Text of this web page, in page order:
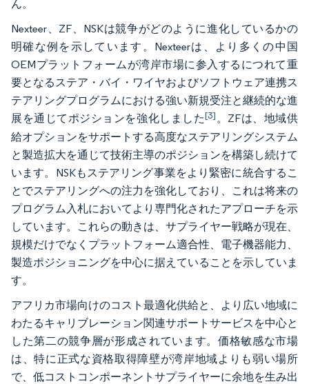
ん。
Nexteer、ZF、NSKは競争がどのように進化しているかの
明確な例を示しています。Nexteerは、より多くの中国
OEMプラットフォームが湾岸市場に参入するにつれて重
要となるステア・バイ・ワイヤおよびソフトウェア連携ス
テアリングプログラムにおける強い新規受注と継続的な進
展を通じてポジションを強化しました[3]。ZFは、地域供
給オプションをサポートする高度なステアリングシステム
と製造拡大を通じて技術主導のポジションを構築し続けて
います。NSKもステアリング事業をより緊密に統合するこ
とでステアリングへの注力を強化しており、これは将来の
プログラム入札においてより専門化されたアプローチを示
しています。これらの動きは、サプライヤー戦略が現在、
規模だけでなくプラットフォーム適合性、電子機器能力、
製造ポジショニングを中心に据えていることを示していま
す。
アフリカ市場向けのコスト最適化供給と、より広い地域に
わたるキャリブレーション関連サポートサービスを中心と
した第二の競争層が形成されています。価格敏感な市場
は、特に正式な資格取得障壁が湾岸地域よりも弱い場所
で、低コストコンポーネントサプライヤーに余地を生み出